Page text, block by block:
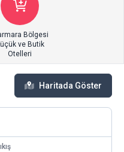
Bölgesi
ve Butik
Otelleri
Haritada Göster